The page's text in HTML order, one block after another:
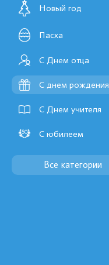
Новый год
Пасха
С Днем отца
С днем рождения
С Днем учителя
С юбилеем
Все категории